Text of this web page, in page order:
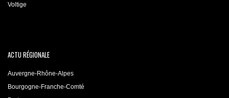
Voltige
ACTU RÉGIONALE
Auvergne-Rhône-Alpes
Bourgogne-Franche-Comté